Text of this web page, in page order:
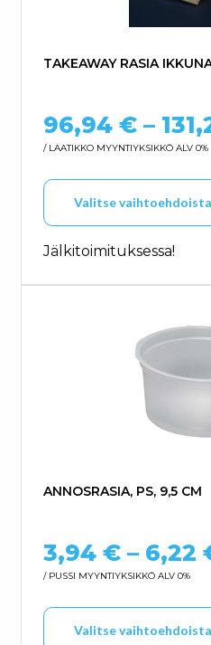
TAKEAWAY RASIA
96,94 € –
/ LAATIKKO MYYNTIYKSIKKÖ ALV 0%
Valitse vaihtoehdoista
Jälkitoimituksessa!
ANNOSRASIA, PS, 9,5 CM
3,94 € – 6,22
/ PUSSI MYYNTIYKSIKKÖ ALV 0%
Valitse vaihtoehdoista